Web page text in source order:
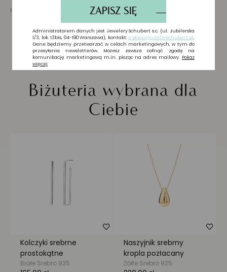
Prezentowana cena jest ceną brutto
Biżuteria wybrana dla
Ciebie